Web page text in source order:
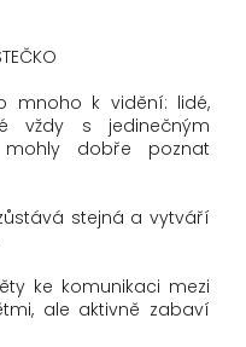
mnoho k vidění: lidé,
vždy s jedinečným
dobře poznat
stejná a vytváří
ke komunikaci mezi
ale aktivně zabaví